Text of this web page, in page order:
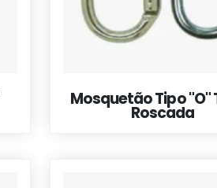
Mosquetão Tipo "O"
Roscada